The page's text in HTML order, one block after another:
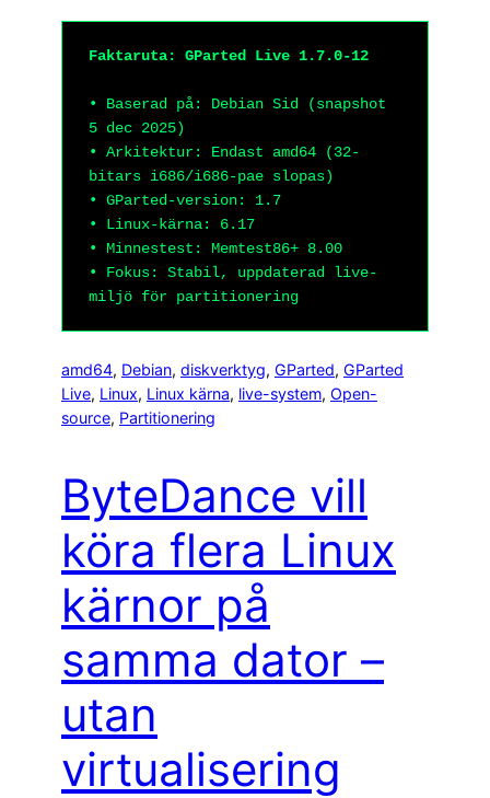
Faktaruta: GParted Live 1.7.0-12
• Baserad på: Debian Sid (snapshot
5 dec 2025)
• Arkitektur: Endast amd64 (32-
bitars i686/i686-pae slopas)
• GParted-version: 1.7
• Linux-kärna: 6.17
• Minnestest: Memtest86+ 8.00
• Fokus: Stabil, uppdaterad live-
miljö för partitionering
amd64, Debian, diskverktyg, GParted, GParted
Live, Linux, Linux kärna, live-system, Open-
source, Partitionering
ByteDance vill
köra flera Linux
kärnor på
samma dator –
utan
virtualisering